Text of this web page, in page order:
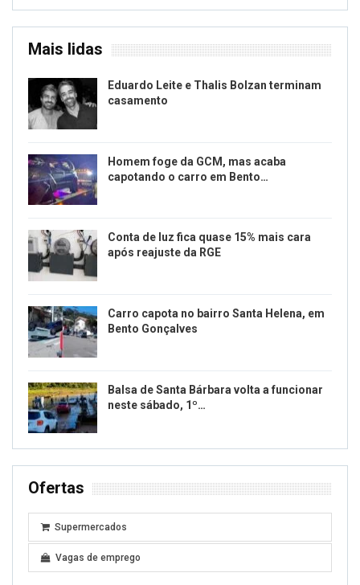
Mais lidas
Eduardo Leite e Thalis Bolzan terminam
casamento
Homem foge da GCM, mas acaba
capotando o carro em Bento…
Conta de luz fica quase 15% mais cara
após reajuste da RGE
Carro capota no bairro Santa Helena, em
Bento Gonçalves
Balsa de Santa Bárbara volta a funcionar
neste sábado, 1º…
Ofertas
Supermercados
Vagas de emprego